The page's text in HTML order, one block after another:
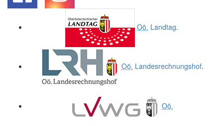
Oö. Landtag.
Oö. Landesrechnungshof.
Oö.